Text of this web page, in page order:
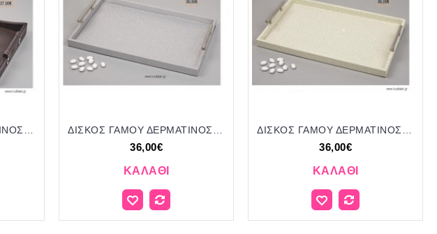
36,00€
ΚΑΛΆΘΙ
36,00€
ΚΑΛΆΘΙ